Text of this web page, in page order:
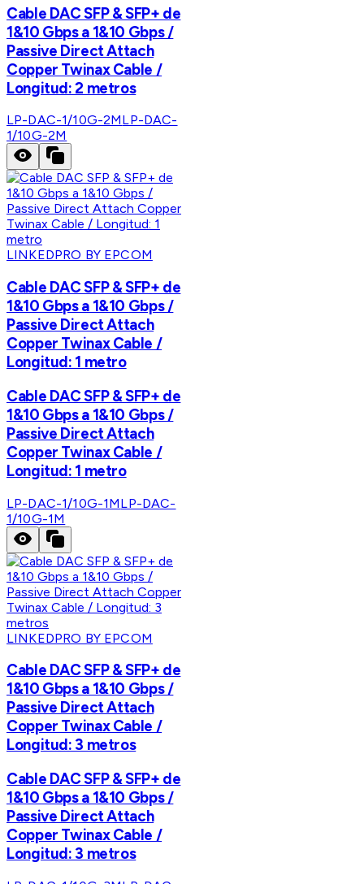
Cable DAC SFP & SFP+ de
1&10 Gbps a 1&10 Gbps /
Passive Direct Attach
Copper Twinax Cable /
Longitud: 2 metros
LP-DAC-1/10G-2MLP-DAC-
1/10G-2M
LINKEDPRO BY EPCOM
Cable DAC SFP & SFP+ de
1&10 Gbps a 1&10 Gbps /
Passive Direct Attach
Copper Twinax Cable /
Longitud: 1 metro
Cable DAC SFP & SFP+ de
1&10 Gbps a 1&10 Gbps /
Passive Direct Attach
Copper Twinax Cable /
Longitud: 1 metro
LP-DAC-1/10G-1MLP-DAC-
1/10G-1M
LINKEDPRO BY EPCOM
Cable DAC SFP & SFP+ de
1&10 Gbps a 1&10 Gbps /
Passive Direct Attach
Copper Twinax Cable /
Longitud: 3 metros
Cable DAC SFP & SFP+ de
1&10 Gbps a 1&10 Gbps /
Passive Direct Attach
Copper Twinax Cable /
Longitud: 3 metros